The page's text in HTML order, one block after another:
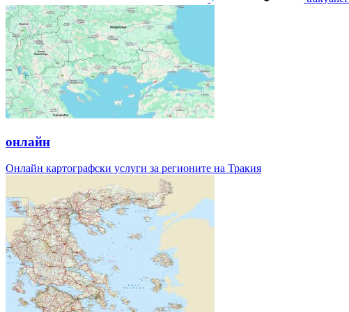
онлайн
Онлайн картографски услуги за регионите на Тракия